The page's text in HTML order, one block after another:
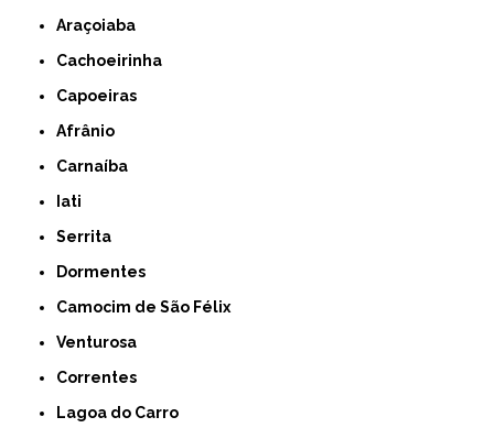
Araçoiaba
Cachoeirinha
Capoeiras
Afrânio
Carnaíba
Iati
Serrita
Dormentes
Camocim de São Félix
Venturosa
Correntes
Lagoa do Carro